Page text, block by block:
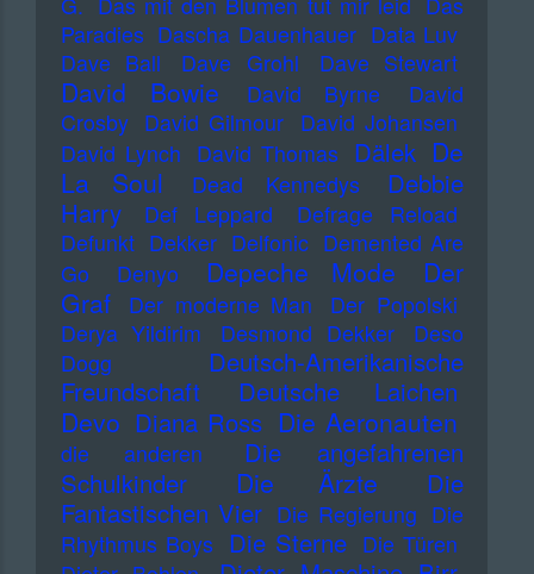
Paradies Dascha Dauenhauer Data Luv
Dave Ball
Dave Grohl Dave Stewart
David Bowie David Byrne
David
Crosby David Gilmour David Johansen
David Lynch David Thomas Dälek De
La Soul
Dead Kennedys
Debbie
Harry
Def Leppard
Defrage Reload
Defunkt Dekker Delfonic Demented Are
Go
Denyo Depeche Mode
Der
Graf
Der moderne Man
Der Popolski
Derya Yildirim
Desmond Dekker
Deso
Dogg
Deutsch-Amerikanische
Freundschaft
Deutsche Laichen
Devo Diana Ross Die Aeronauten
die anderen
Die angefahrenen
Schulkinder
Die Ärzte
Die
Fantastischen Vier Die Regierung Die
Rhythmus Boys Die Sterne Die Türen